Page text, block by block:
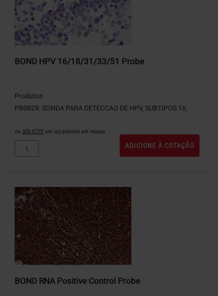
BOND HPV 16/18/31/33/51 Probe
Produtos
ou SOLICITEum orçamento em massa.
ADICIONE À COTAÇÃO
BOND RNA Positive Control Probe